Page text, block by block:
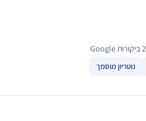
נוטריון מוסמך